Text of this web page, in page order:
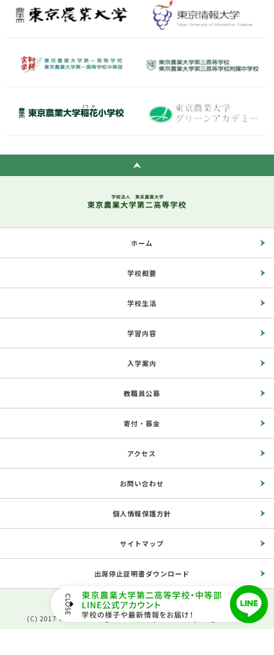
ホーム
学校概要
学校生活
学習内容
入学案内
教職員公募
寄付・募金
アクセス
お問い合わせ
個人情報保護方針
サイトマップ
出席停止証明書ダウンロード
(C) 2017 The Second High School, Tokyo University of Agriculture.